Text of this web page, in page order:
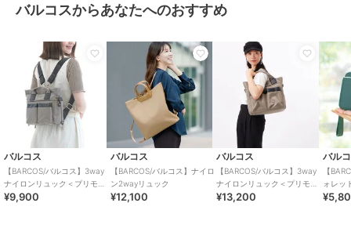
以下)/ファスナー式/その他出
収納可/2WAY以上
その他バッグ
本革/ナイロン/
大(幅31～45cm
以下)/ ファスナー式
その他出
し入れ/ ライフスタイル
Ａ４
収納可/2WAY以上
バルコスからあなたへのおすすめ
バルコス
【BARCOS/バルコス】3way
ナイロンリュック＜プリモミ
ニ＞
¥9,900
バルコス
【BARCOS/バルコス】ナイロ
ン2wayリュック
¥12,100
バルコス
【BARCOS/バルコス】3way
ナイロンリュック＜プリモグ
ランデ＞
¥13,200
バル
【
ォレッ
ピッコ